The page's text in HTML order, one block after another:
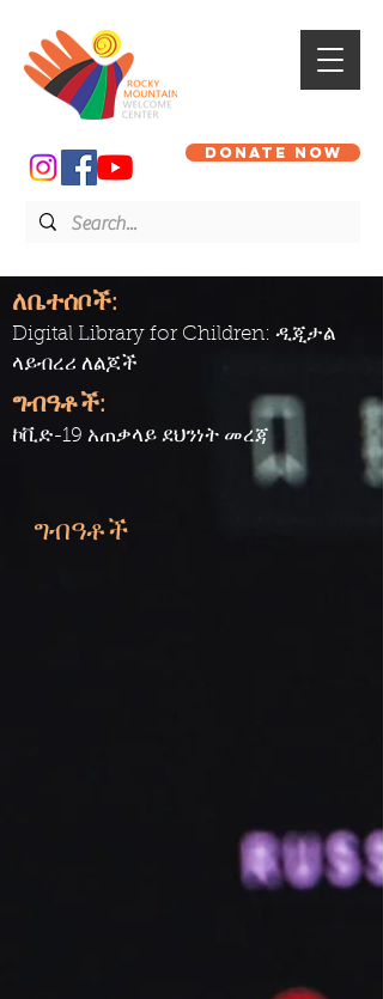
DONATE NOW
ለቤተሰቦች:
Digital Library for Children: ዲጂታል
ላይብረሪ ለልጆች
ግብዓቶች:
ኮቪድ-19 አጠቃላይ ደህንነት መረጃ
ግብዓቶች